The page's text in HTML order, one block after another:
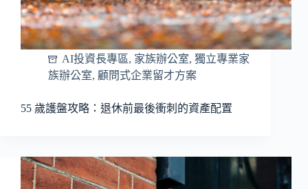
AI投資長專區, 家族辦公室, 獨立專業家
族辦公室, 顧問式企業留才方案
55 歲護盤攻略：退休前最後衝刺的資產配置